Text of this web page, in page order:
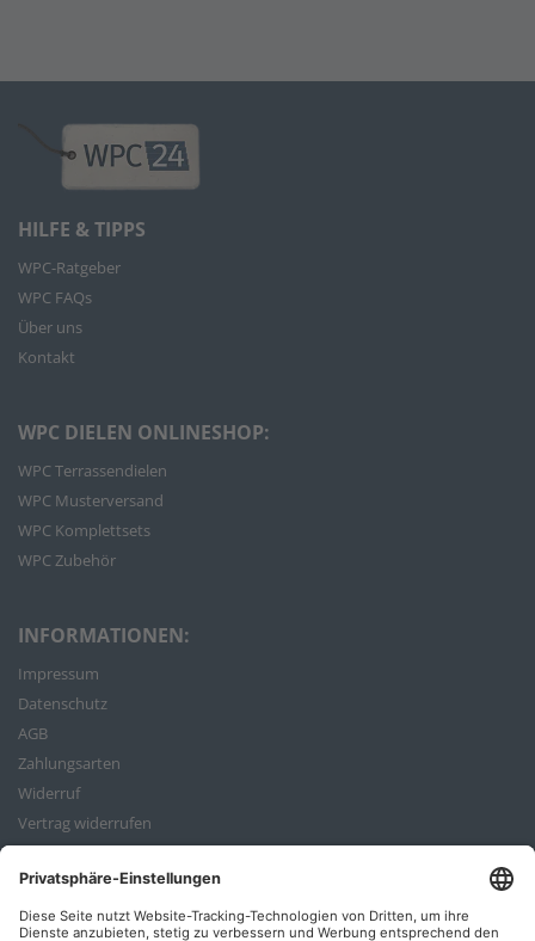
HILFE & TIPPS
WPC-Ratgeber
WPC FAQs
Über uns
Kontakt
WPC DIELEN ONLINESHOP:
WPC Terrassendielen
WPC Musterversand
WPC Komplettsets
WPC Zubehör
INFORMATIONEN:
Impressum
Datenschutz
AGB
Zahlungsarten
Widerruf
Vertrag widerrufen
Bestellvorgang
ZAHLUNGSARTEN: